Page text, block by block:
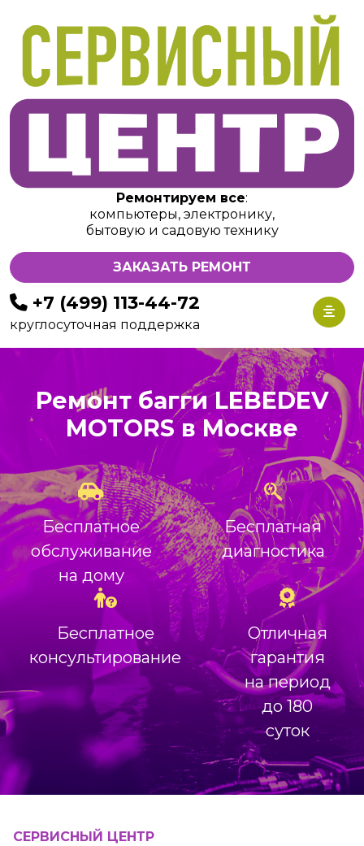
Ремонтируем все:
компьютеры, электронику,
бытовую и садовую технику
ЗАКАЗАТЬ РЕМОНТ
+7 (499) 113-44-72
круглосуточная поддержка
Ремонт багги LEBEDEV
MOTORS в Москве
Бесплатное
обслуживание
на дому
Бесплатная
диагностика
Бесплатное
консультирование
Отличная
гарантия
на период
до 180
суток
СЕРВИСНЫЙ ЦЕНТР